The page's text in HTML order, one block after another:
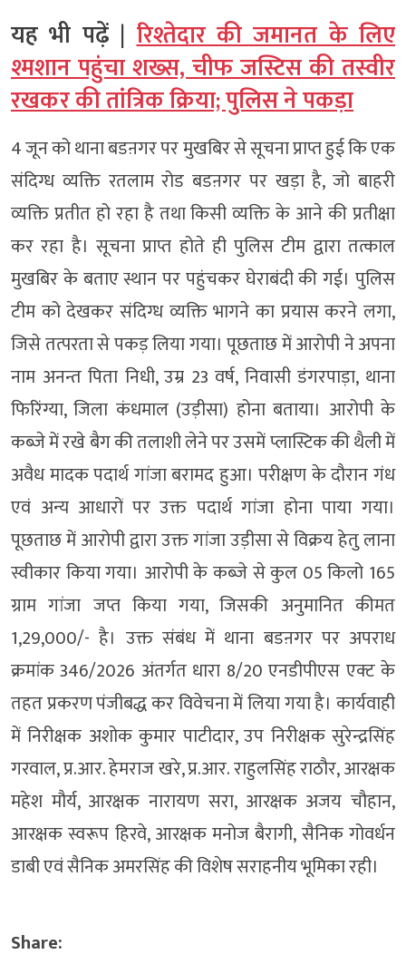
यह भी पढ़ें |रिश्तेदार की जमानत के लिए
श्मशान पहुंचा शख्स, चीफ जस्टिस की तस्वीर
रखकर की तांत्रिक क्रिया; पुलिस ने पकड़ा
4 जून को थाना बडऩगर पर मुखबिर से सूचना प्राप्त हुई कि एक
संदिग्ध व्यक्ति रतलाम रोड बडऩगर पर खड़ा है, जो बाहरी
व्यक्ति प्रतीत हो रहा है तथा किसी व्यक्ति के आने की प्रतीक्षा
कर रहा है। सूचना प्राप्त होते ही पुलिस टीम द्वारा तत्काल
मुखबिर के बताए स्थान पर पहुंचकर घेराबंदी की गई। पुलिस
टीम को देखकर संदिग्ध व्यक्ति भागने का प्रयास करने लगा,
जिसे तत्परता से पकड़ लिया गया। पूछताछ में आरोपी ने अपना
नाम अनन्त पिता निधी, उम्र 23 वर्ष, निवासी डंगरपाड़ा, थाना
फिरिंग्या, जिला कंधमाल (उड़ीसा) होना बताया। आरोपी के
कब्जे में रखे बैग की तलाशी लेने पर उसमें प्लास्टिक की थैली में
अवैध मादक पदार्थ गांजा बरामद हुआ। परीक्षण के दौरान गंध
एवं अन्य आधारों पर उक्त पदार्थ गांजा होना पाया गया।
पूछताछ में आरोपी द्वारा उक्त गांजा उड़ीसा से विक्रय हेतु लाना
स्वीकार किया गया। आरोपी के कब्जे से कुल 05 किलो 165
ग्राम गांजा जप्त किया गया, जिसकी अनुमानित कीमत
1,29,000/- है। उक्त संबंध में थाना बडऩगर पर अपराध
क्रमांक 346/2026 अंतर्गत धारा 8/20 एनडीपीएस एक्ट के
तहत प्रकरण पंजीबद्ध कर विवेचना में लिया गया है। कार्यवाही
में निरीक्षक अशोक कुमार पाटीदार, उप निरीक्षक सुरेन्द्रसिंह
गरवाल, प्र.आर. हेमराज खरे, प्र.आर. राहुलसिंह राठौर, आरक्षक
महेश मौर्य, आरक्षक नारायण सरा, आरक्षक अजय चौहान,
आरक्षक स्वरूप हिरवे, आरक्षक मनोज बैरागी, सैनिक गोवर्धन
डाबी एवं सैनिक अमरसिंह की विशेष सराहनीय भूमिका रही।
Share: